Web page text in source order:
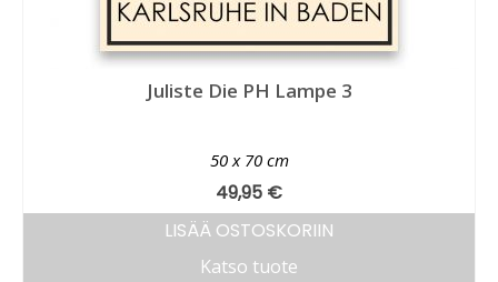
Juliste Die PH Lampe 3
50 x 70 cm
49,95 €
LISÄÄ OSTOSKORIIN
Katso tuote